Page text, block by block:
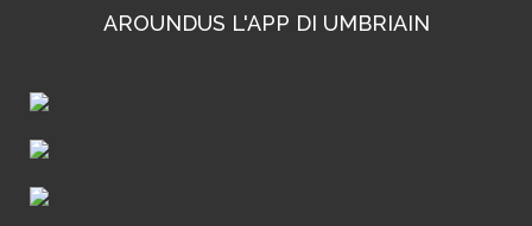
AROUNDUS L'APP DI UMBRIAIN